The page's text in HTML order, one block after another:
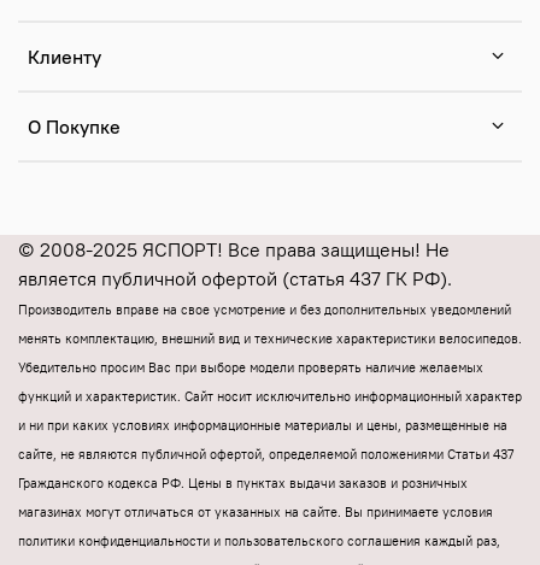
Клиенту
О Покупке
© 2008-2025 ЯСПОРТ! Все права защищены! Не
является публичной офертой (статья 437 ГК РФ).
Производитель вправе на свое усмотрение и без дополнительных уведомлений
менять комплектацию, внешний вид и технические характеристики велосипедов.
Убедительно просим Вас при выборе модели проверять наличие желаемых
функций и характеристик. Cайт носит исключительно информационный характер
и ни при каких условиях информационные материалы и цены, размещенные на
сайте, не являются публичной офертой, определяемой положениями Статьи 437
Гражданского кодекса РФ. Цены в пунктах выдачи заказов и розничных
магазинах могут отличаться от указанных на сайте. Вы принимаете условия
политики конфиденциальности и пользовательского соглашения каждый раз,